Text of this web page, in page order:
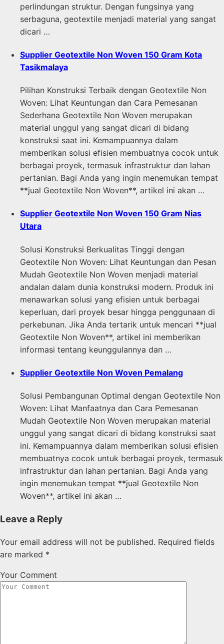
perlindungan struktur. Dengan fungsinya yang
serbaguna, geotextile menjadi material yang sangat
dicari …
Supplier Geotextile Non Woven 150 Gram Kota
Tasikmalaya
Pilihan Konstruksi Terbaik dengan Geotextile Non
Woven: Lihat Keuntungan dan Cara Pemesanan
Sederhana Geotextile Non Woven merupakan
material unggul yang sangat dicari di bidang
konstruksi saat ini. Kemampuannya dalam
memberikan solusi efisien membuatnya cocok untuk
berbagai proyek, termasuk infrastruktur dan lahan
pertanian. Bagi Anda yang ingin menemukan tempat
**jual Geotextile Non Woven**, artikel ini akan …
Supplier Geotextile Non Woven 150 Gram Nias
Utara
Solusi Konstruksi Berkualitas Tinggi dengan
Geotextile Non Woven: Lihat Keuntungan dan Pesan
Mudah Geotextile Non Woven menjadi material
andalan dalam dunia konstruksi modern. Produk ini
menawarkan solusi yang efisien untuk berbagai
keperluan, dari proyek besar hingga penggunaan di
perkebunan. Jika Anda tertarik untuk mencari **jual
Geotextile Non Woven**, artikel ini memberikan
informasi tentang keunggulannya dan …
Supplier Geotextile Non Woven Pemalang
Solusi Pembangunan Optimal dengan Geotextile Non
Woven: Lihat Manfaatnya dan Cara Pemesanan
Mudah Geotextile Non Woven merupakan material
unggul yang sangat dicari di bidang konstruksi saat
ini. Kemampuannya dalam memberikan solusi efisien
membuatnya cocok untuk berbagai proyek, termasuk
infrastruktur dan lahan pertanian. Bagi Anda yang
ingin menemukan tempat **jual Geotextile Non
Woven**, artikel ini akan …
Leave a Reply
Your email address will not be published. Required fields
are marked *
Your Comment